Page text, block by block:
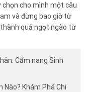
chọn cho mình một câu
và đừng bao giờ từ
quả ngọt ngào từ
Cẩm nang Sinh
Nào? Khám Phá Chi